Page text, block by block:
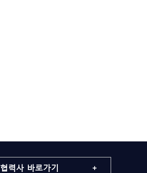
협력사 바로가기 +